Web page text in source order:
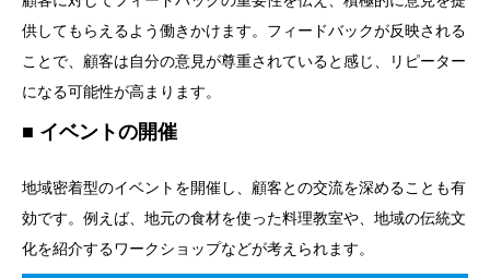
供してもらえるよう働きかけます。フィードバックが反映される
ことで、顧客は自分の意見が尊重されていると感じ、リピーター
になる可能性が高まります。
イベントの開催
地域密着型のイベントを開催し、顧客との交流を深めることも有
効です。例えば、地元の食材を使った料理教室や、地域の伝統文
化を紹介するワークショップなどが考えられます。